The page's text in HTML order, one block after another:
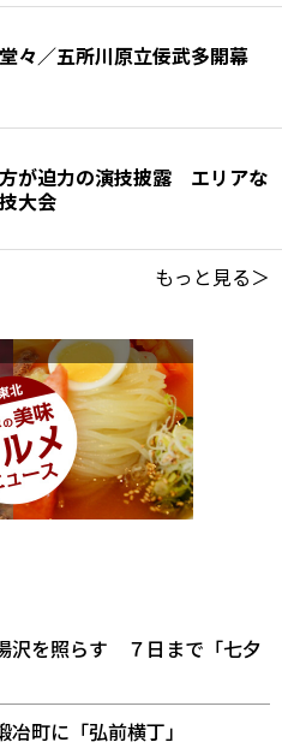
々／五所川原立佞武多開幕
が迫力の演技披露 エリアな
大会
もっと見る＞
沢を照らす ７日まで「七夕
町に「弘前横丁」